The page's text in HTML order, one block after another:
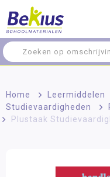
Home > Leermiddelen
Studievaardigheden
>
Plustaak